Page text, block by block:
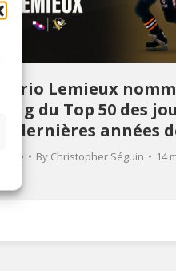
Mario Lemieux
rang du Top 50 des
50 dernières années
Article By Christopher Séguin 14